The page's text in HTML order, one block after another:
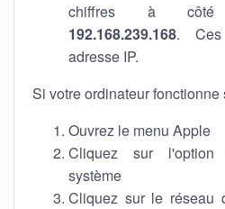
chiffres à
192.168.239.168. Ces
adresse IP.
Si votre ordinateur fonctionne
Ouvrez le menu Apple
Cliquez sur l'option
système
Cliquez sur le réseau